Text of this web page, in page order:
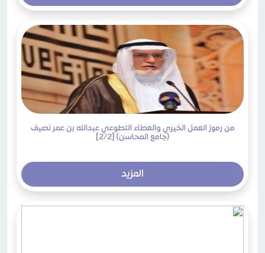
من رموز العمل الخيري والعطاء التطوعي عبدالله بن عمر نصيف
(جامع المحاسن) [2/2]
المزيد